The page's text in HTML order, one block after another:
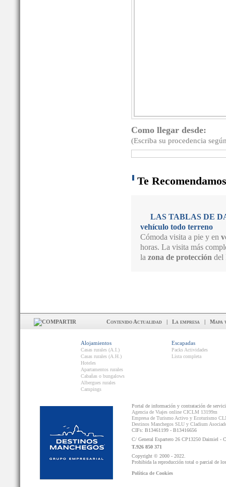
Como llegar desde:
(Escriba su procedencia
Te Recomendamos
LAS TABLAS DE
vehículo todo terreno
Cómoda visita a pie y en
horas. La visita más
la zona de protección del
Contenido Actualidad | La empresa | Mapa
Alojamientos
Casas rurales (A.I.)
Casas rurales (A.H.)
Hoteles
Apartamentos rurales
Cabañas o bungalows
Albergues rurales
Campings
Escapadas
Packs Actividades
Lista completa
Portal de información y contratación de
Agencia de Viajes online CICLM 13199m
Empresa de Turismo Activo y Ecoturismo
Destinos Manchegos SLU y Cladium
CIFs: B13461199 - B13416656
C/ General Espartero 26 CP13250 Daimiel -
T.926 850 371
Copyright © 2000 - 2022.
Prohibida la reproducción total o parcial de
Política de Cookies